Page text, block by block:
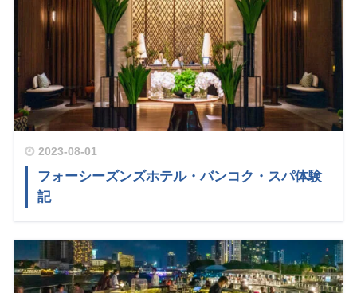
2023-08-01
フォーシーズンズホテル・バンコク・スパ体験
記